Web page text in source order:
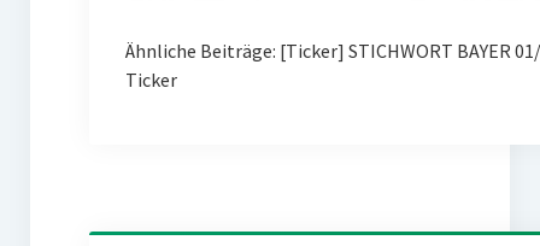
Ähnliche Beiträge: [Ticker] STICHWORT BAYER
Ticker